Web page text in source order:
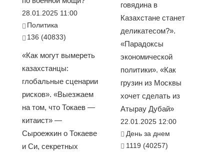
28.01.2025 11:00
Политика
136 (40833)
«Как могут вымереть
казахстанцы:
глобальные сценарии
рисков». «Выезжаем
на том, что Токаев —
китаист» —
Сыроежкин о Токаеве
и Си, секретных
говядина в
Казахстане станет
деликатесом?».
«Парадоксы
экономической
политики». «Как
грузин из Москвы
хочет сделать из
Атырау Дубай»
22.01.2025 12:00
День за днем
1119 (40257)